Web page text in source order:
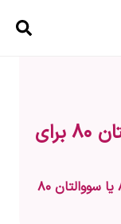
قرص والسارتان ۸۰ یا سووالتان ۸۰ برای
قرص والسارتان ۸۰ یا سووالتان ۸۰